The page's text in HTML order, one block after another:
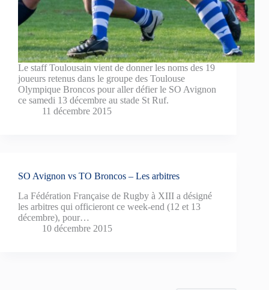
Le staff Toulousain vient de donner les noms des 19
joueurs retenus dans le groupe des Toulouse
Olympique Broncos pour aller défier le SO Avignon
ce samedi 13 décembre au stade St Ruf.
11 décembre 2015
SO Avignon vs TO Broncos – Les arbitres
La Fédération Française de Rugby à XIII a désigné
les arbitres qui officieront ce week-end (12 et 13
décembre), pour…
10 décembre 2015